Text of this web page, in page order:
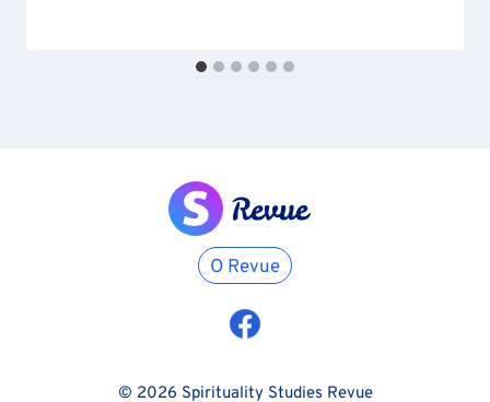
O Revue
© 2026 Spirituality Studies Revue